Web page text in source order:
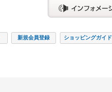
新規会員登録 ショッピングガイド